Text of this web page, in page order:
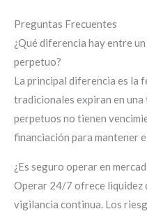
Preguntas Frecuentes
¿Qué diferencia hay entre
perpetuo?
La principal diferencia es la
tradicionales expiran en
perpetuos no tienen
financiación para mantener
¿Es seguro operar en
Operar 24/7 ofrece liquidez
vigilancia continua. Los